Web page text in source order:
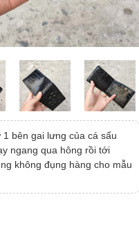
bên gai lưng của cá sấu
ngang qua hông rồi tới
không đụng hàng cho mẫu